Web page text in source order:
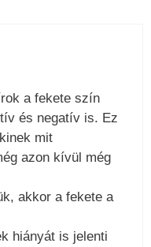
a fekete szín
és negatív is. Ez
mit
azon kívül még
akkor a fekete a
hiányát is jelenti